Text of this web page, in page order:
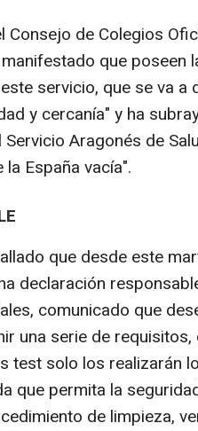
Consejo de Colegios
que poseen
servicio, que se va a
y cercanía" y ha
Aragonés de
España vacía".
que desde este
declaración
comunicado que
una serie de
test solo los realizarán
que permita la
de limpieza,